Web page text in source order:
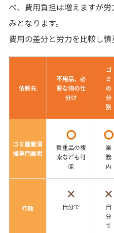
べ、費用負担は増えますが
みとなります。
費用の差分と労力を比較し慎
依頼先
不用品、必
要な物の仕
分け
ゴ
ミ
の
分
別
ゴミ屋敷清
掃専門業者
〇
貴重品の捜
索なども可
能
〇
業
務
内
行政
×
自分で
×
自
分
で